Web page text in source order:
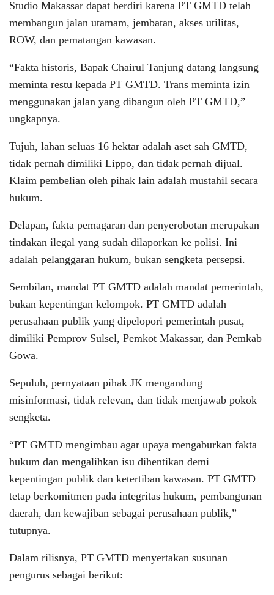
Studio Makassar dapat berdiri karena PT GMTD telah
membangun jalan utamam, jembatan, akses utilitas,
ROW, dan pematangan kawasan.
“Fakta historis, Bapak Chairul Tanjung datang langsung
meminta restu kepada PT GMTD. Trans meminta izin
menggunakan jalan yang dibangun oleh PT GMTD,”
ungkapnya.
Tujuh, lahan seluas 16 hektar adalah aset sah GMTD,
tidak pernah dimiliki Lippo, dan tidak pernah dijual.
Klaim pembelian oleh pihak lain adalah mustahil secara
hukum.
Delapan, fakta pemagaran dan penyerobotan merupakan
tindakan ilegal yang sudah dilaporkan ke polisi. Ini
adalah pelanggaran hukum, bukan sengketa persepsi.
Sembilan, mandat PT GMTD adalah mandat pemerintah,
bukan kepentingan kelompok. PT GMTD adalah
perusahaan publik yang dipelopori pemerintah pusat,
dimiliki Pemprov Sulsel, Pemkot Makassar, dan Pemkab
Gowa.
Sepuluh, pernyataan pihak JK mengandung
misinformasi, tidak relevan, dan tidak menjawab pokok
sengketa.
“PT GMTD mengimbau agar upaya mengaburkan fakta
hukum dan mengalihkan isu dihentikan demi
kepentingan publik dan ketertiban kawasan. PT GMTD
tetap berkomitmen pada integritas hukum, pembangunan
daerah, dan kewajiban sebagai perusahaan publik,”
tutupnya.
Dalam rilisnya, PT GMTD menyertakan susunan
pengurus sebagai berikut: